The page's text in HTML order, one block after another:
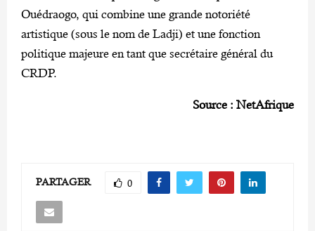
Ouédraogo, qui combine une grande notoriété
artistique (sous le nom de Ladji) et une fonction
politique majeure en tant que secrétaire général du
CRDP.
Source : NetAfrique
PARTAGER 0